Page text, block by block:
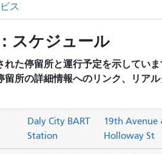
ス
スケジュール
た停留所と運行予定を示していま
留所の詳細情報へのリンク、リア
Daly City BART
Station
19th Avenue
Holloway St